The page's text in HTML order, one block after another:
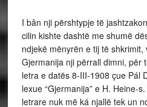
I bân nji përshtypje të
cilin kishte dashtë me shumë
ndjekë mënyrën e tij të
Gjermanija nji përrall dimni, për
letra e datës 8-III-1908 çue Pál
lexue “Gjermanija” e H. Heine-
letrare nuk më ká njallë tek un